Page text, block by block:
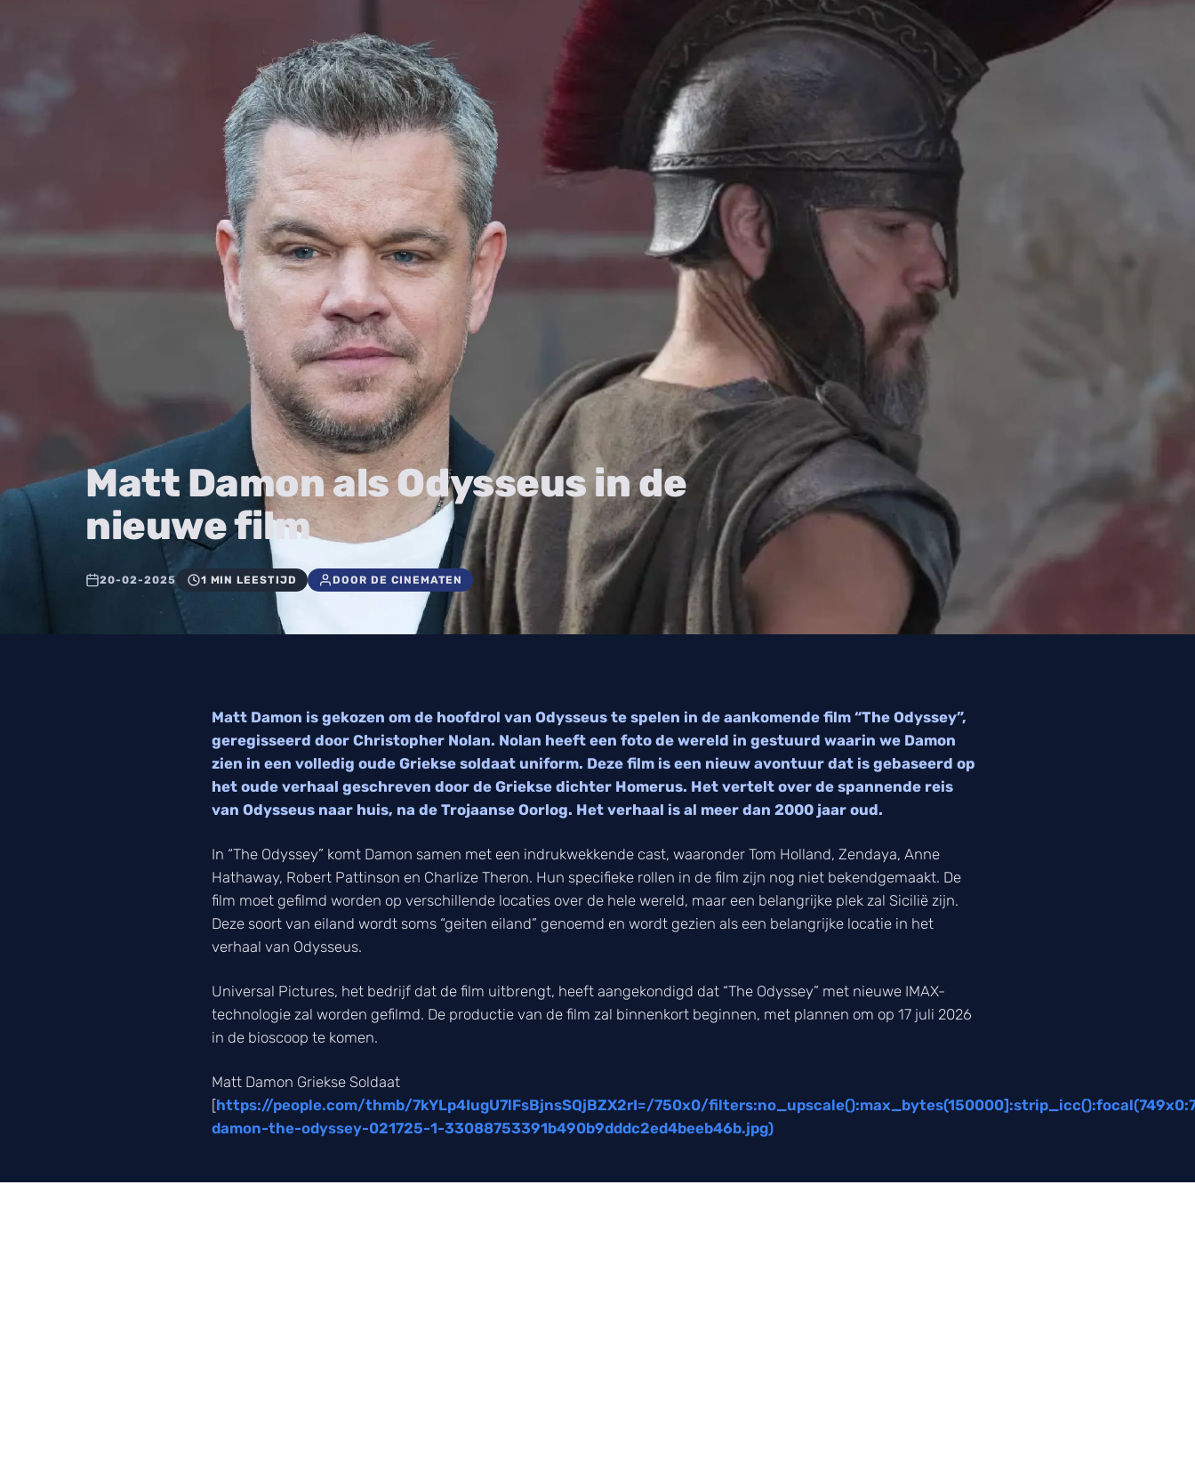
Matt Damon als Odysseus in de
nieuwe film
20-02-2025 1 MIN LEESTIJD DOOR DE CINEMATEN
Matt Damon is gekozen om de hoofdrol van Odysseus te spelen in de aankomende film “The Odyssey”,
geregisseerd door Christopher Nolan. Nolan heeft een foto de wereld in gestuurd waarin we Damon
zien in een volledig oude Griekse soldaat uniform. Deze film is een nieuw avontuur dat is gebaseerd op
het oude verhaal geschreven door de Griekse dichter Homerus. Het vertelt over de spannende reis
van Odysseus naar huis, na de Trojaanse Oorlog. Het verhaal is al meer dan 2000 jaar oud.
In “The Odyssey” komt Damon samen met een indrukwekkende cast, waaronder Tom Holland, Zendaya, Anne
Hathaway, Robert Pattinson en Charlize Theron. Hun specifieke rollen in de film zijn nog niet bekendgemaakt. De
film moet gefilmd worden op verschillende locaties over de hele wereld, maar een belangrijke plek zal Sicilië zijn.
Deze soort van eiland wordt soms “geiten eiland” genoemd en wordt gezien als een belangrijke locatie in het
verhaal van Odysseus.
Universal Pictures, het bedrijf dat de film uitbrengt, heeft aangekondigd dat “The Odyssey” met nieuwe IMAX-
technologie zal worden gefilmd. De productie van de film zal binnenkort beginnen, met plannen om op 17 juli 2026
in de bioscoop te komen.
Matt Damon Griekse Soldaat
[https://people.com/thmb/7kYLp4IugU7lFsBjnsSQjBZX2rI=/750x0/
damon-the-odyssey-021725-1-33088753391b490b9dddc2ed4beeb46b.jpg)